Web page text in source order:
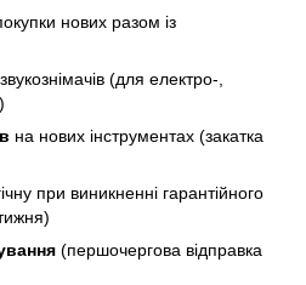
нових разом із
звукознімачів (для електро-,
на нових інструментах (закатка
при виникненні гарантійного
(першочергова відправка